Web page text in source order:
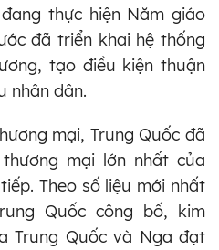
thực hiện Năm giáo
đã triển khai hệ thống
tạo điều kiện thuận
nhân dân.
mại, Trung Quốc đã
mại lớn nhất của
Theo số liệu mới nhất
Quốc công bố, kim
Trung Quốc và Nga đạt